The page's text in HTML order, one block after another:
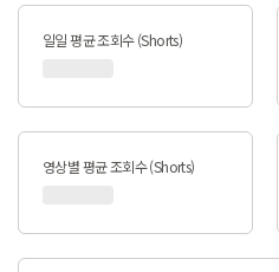
일일 평균 조회수 (Shorts)
영상별 평균 조회수 (Shorts)